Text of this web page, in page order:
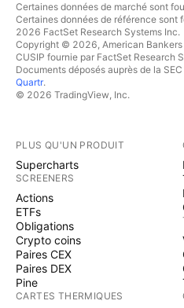
Certaines données de marché sont
Certaines données de référence
2026 FactSet Research Systems Inc.
Copyright © 2026, American Bankers
CUSIP fournie par FactSet Research
Documents déposés auprès de la
Quartr.
© 2026 TradingView, Inc.
PLUS QU'UN PRODUIT
Supercharts
SCREENERS
Actions
ETFs
Obligations
Crypto coins
Paires CEX
Paires DEX
Pine
CARTES THERMIQUES